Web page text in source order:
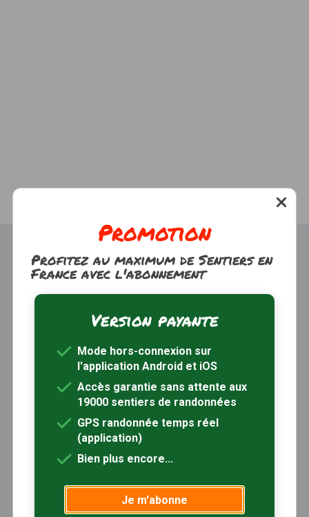
Trouver une randonnée À propos
Inscription / Connexion
Abonnement Rando+ Calendrier randos
Sites partenaires Contactez-nous
Sentiers-en-France, grâce aux nombreux circuits de
- les spécificités des terroirs (sites et milieux naturels,
patrimoine …)
Promotion
Profitez au maximum de Sentiers en
France avec l'abonnement
Version payante
Mode hors-connexion sur
l'application Android et iOS
Accès garantie sans attente aux
19000 sentiers de randonnées
GPS randonnée temps réel
(application)
Bien plus encore...
Je m'abonne